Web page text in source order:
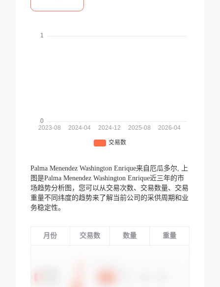
Palma Menendez Washington Enrique来自厄瓜多尔,
上
图是Palma Menendez Washington Enrique近三年的市
场趋势分析图，您可以从交易次数、交易数量、交易
重量不同纬度的趋势来了解当前公司的采供周期和业
务稳定性。
月份 交易数 数量 重量